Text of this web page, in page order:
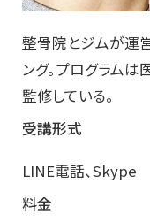
整骨院とジムが運
ング。プログラム
監修している。
受講形式
LINE電話、Skype
料金